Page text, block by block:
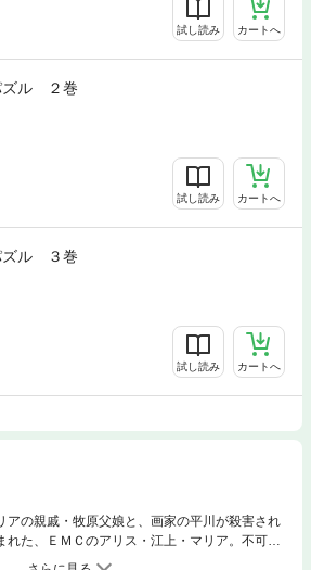
試し読み カートへ
ズル ２巻
試し読み カートへ
ズル ３巻
試し読み カートへ
アの親戚・牧原父娘と、画家の平川が殺害され
た、ＥＭＣのアリス・江上・マリア。不可解
進めていたが、今度は和人が謎の死を遂げ、現